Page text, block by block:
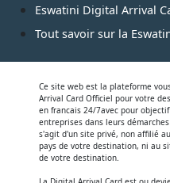
Eswatini Digital Arrival
Tout savoir sur la
Ce site web est la plateforme
Arrival Card Officiel pour votre
en francais 24/7avec pour
entreprises dans leurs
s'agit d'un site privé, non affilié
pays de votre destination, ni au
de votre destination.